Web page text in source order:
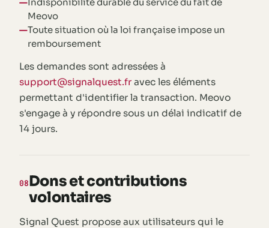
Meovo
Toute situation où la loi française impose un
remboursement
Les demandes sont adressées à
support@signalquest.fr avec les éléments
permettant d'identifier la transaction. Meovo
s'engage à y répondre sous un délai indicatif de
14 jours.
08Dons et contributions
volontaires
Signal Quest propose aux utilisateurs qui le